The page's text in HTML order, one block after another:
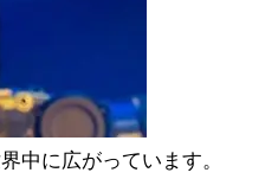
中に広がっています。